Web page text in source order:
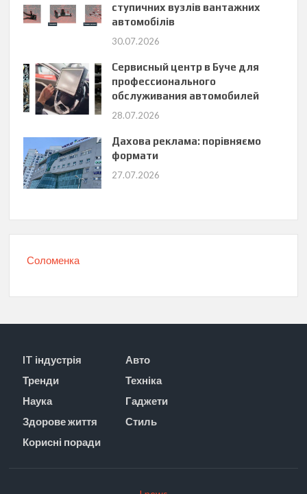
ступичних вузлів вантажних
автомобілів
30.07.2026
Сервисный центр в Буче для
профессионального
обслуживания автомобилей
28.07.2026
Дахова реклама: порівняємо
формати
27.07.2026
Соломенка
IT індустрія
Авто
Тренди
Техніка
Наука
Гаджети
Здорове життя
Стиль
Корисні поради